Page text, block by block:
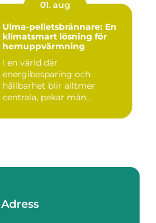
01. aug
Ulma-pelletsbrännare: En
klimatsmart lösning för
hemuppvärmning
I en värld där
energibesparing och
hållbarhet blir alltmer
centrala, pekar mån...
Adress